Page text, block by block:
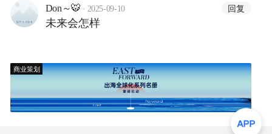
Don～🐯 · 2025-09-10 回复
未来会怎样
商业策划